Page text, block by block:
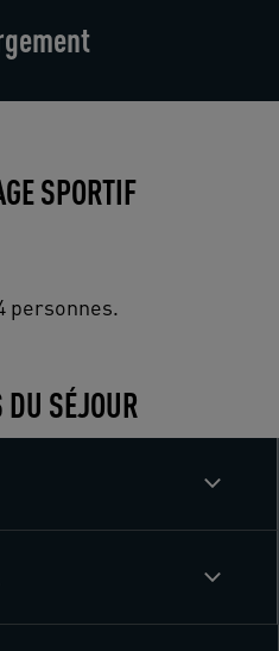
SPORTIF
personnes.
SÉJOUR